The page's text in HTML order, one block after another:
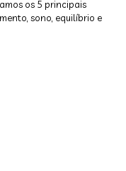
os 5 principais
sono, equilíbrio e